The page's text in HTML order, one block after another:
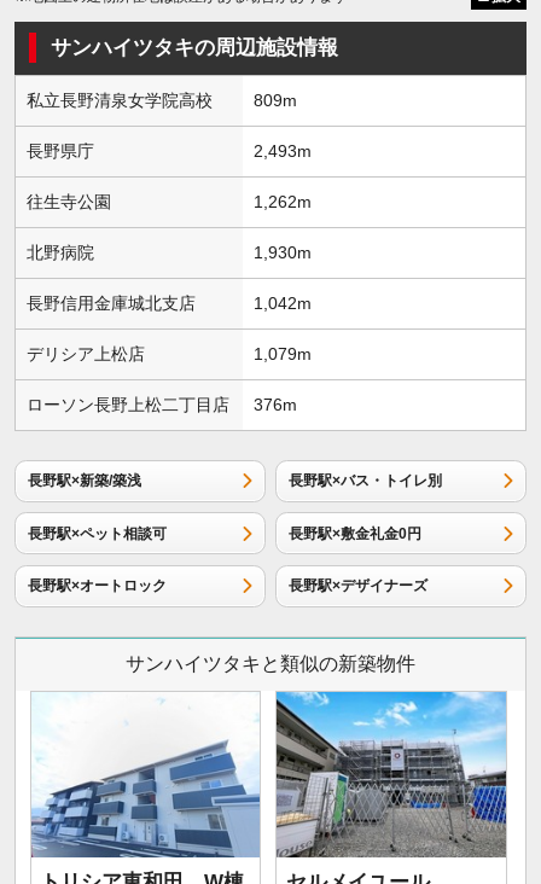
サンハイツタキの周辺施設情報
私立長野清泉女学院高校 809m
長野県庁 2,493m
往生寺公園 1,262m
北野病院 1,930m
長野信用金庫城北支店 1,042m
デリシア上松店 1,079m
ローソン長野上松二丁目店 376m
長野駅×新築/築浅 長野駅×バス・トイレ別
長野駅×ペット相談可 長野駅×敷金礼金0円
長野駅×オートロック 長野駅×デザイナーズ
サンハイツタキと類似の新築物件